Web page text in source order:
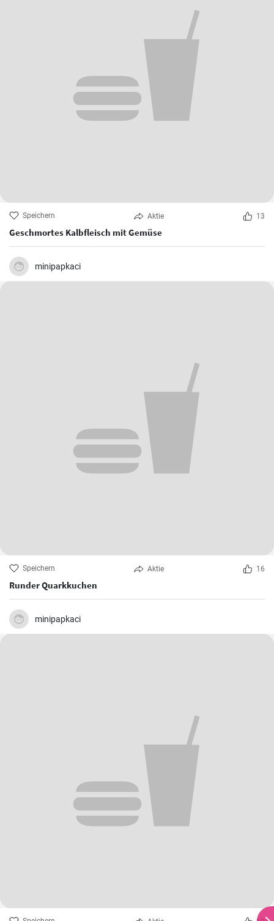
Speichern Aktie 13
Geschmortes Kalbfleisch mit Gemüse
minipapkaci
Speichern Aktie 16
Runder Quarkkuchen
minipapkaci